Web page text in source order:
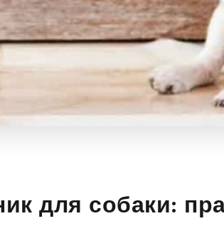
для собаки: